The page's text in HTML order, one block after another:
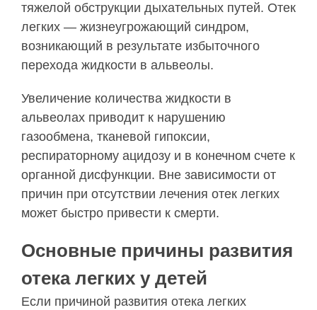
тяжелой обструкции дыхательных путей. Отек
легких — жизнеугрожающий синдром,
возникающий в результате избыточного
перехода жидкости в альвеолы.
Увеличение количества жидкости в
альвеолах приводит к нарушению
газообмена, тканевой гипоксии,
респираторному ацидозу и в конечном счете к
органной дисфункции. Вне зависимости от
причин при отсутствии лечения отек легких
может быстро привести к смерти.
Основные причины развития
отека легких у детей
Если причиной развития отека легких